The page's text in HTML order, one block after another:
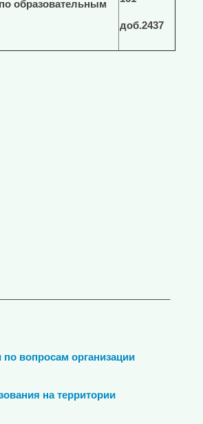
образовательным
доб.2437
по вопросам организации
на территории